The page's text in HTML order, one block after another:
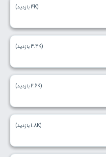
(4K بازدید)
(4.4K بازدید)
(2.6K بازدید)
(1.8K بازدید)